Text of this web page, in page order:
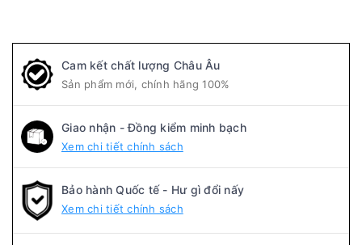
Cam kết chất lượng Châu Âu
Sản phẩm mới, chính hãng 100%
Giao nhận - Đồng kiểm minh bạch
Xem chi tiết chính sách
Bảo hành Quốc tế - Hư gì đổi nấy
Xem chi tiết chính sách